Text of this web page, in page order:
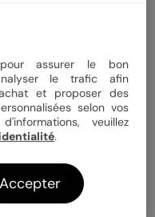
Portrait 21x29 cm
Rigide
assurer le bon
le trafic afin
et proposer des
selon vos
veuillez
.
Accepter